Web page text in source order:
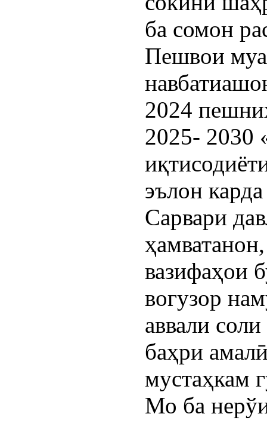
ба сомон
Пешвои
2024
2025- 2030
эълон
Сарвари
вазифаҳои
вогузор
аввали
баҳри
мустаҳкам
Мо ба